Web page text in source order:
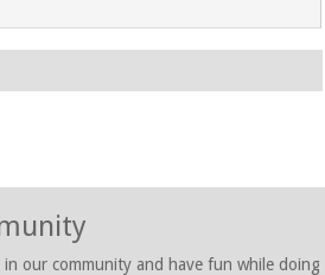
in our community and have fun while doing